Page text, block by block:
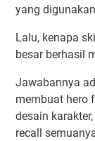
yang
Lalu, kenapa
besar berhasil
Jawabannya
membuat hero
desain
recall